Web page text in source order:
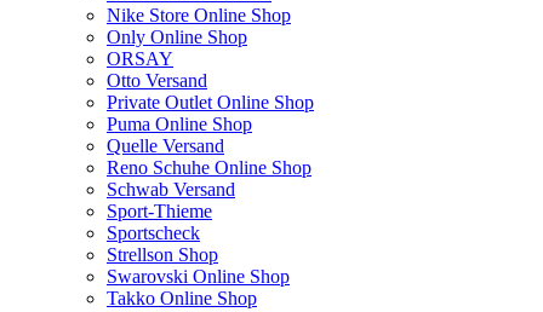
Nike Store Online Shop
Only Online Shop
ORSAY
Otto Versand
Private Outlet Online Shop
Puma Online Shop
Quelle Versand
Reno Schuhe Online Shop
Schwab Versand
Sport-Thieme
Sportscheck
Strellson Shop
Swarovski Online Shop
Takko Online Shop